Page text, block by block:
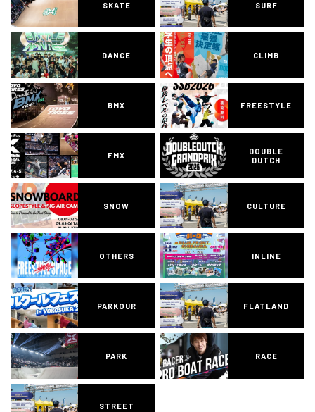
SKATE SURF
DANCE CLIMB
BMX FREESTYLE
FMX
DOUBLE
DUTCH
SNOW CULTURE
OTHERS INLINE
PARKOUR FLATLAND
PARK RACE
STREET